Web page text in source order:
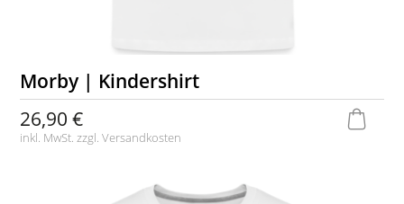
Morby | Kindershirt
26,90 €
inkl. MwSt. zzgl.Versandkosten